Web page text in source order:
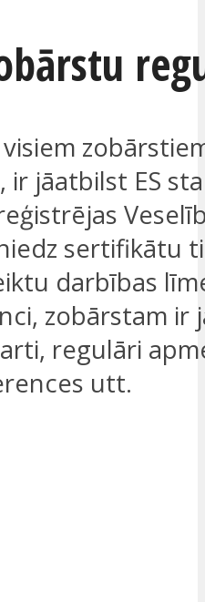
ir jāatbilst ES
sertifikātu
darbības
zobārstam ir
regulāri
utt.